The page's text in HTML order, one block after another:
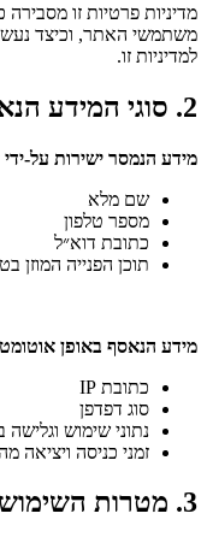
מדיניות פרטיות זו
משתמשי האתר, וכיצד
למדיניות זו.
2. סוגי המידע הנאסף
מידע הנמסר ישירות על-
שם מלא
מספר טלפון
כתובת דוא״ל
תוכן הפנייה המוזן
מידע הנאסף באופן
כתובת IP
סוג דפדפן
נתוני שימוש
זמני כניסה ויציאה
3. מטרות השימוש במידע